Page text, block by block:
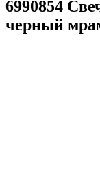
6990854
черный